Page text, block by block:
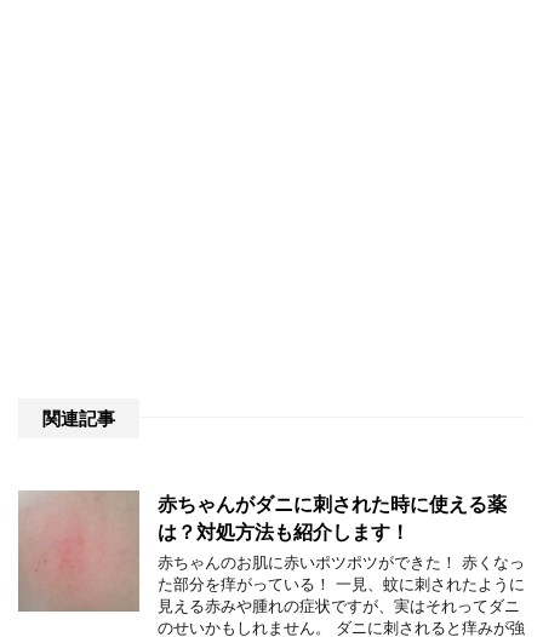
関連記事
赤ちゃんがダニに刺された時に使える薬
は？対処方法も紹介します！
赤ちゃんのお肌に赤いポツポツができた！ 赤くなっ
た部分を痒がっている！ 一見、蚊に刺されたように
見える赤みや腫れの症状ですが、実はそれってダニ
のせいかもしれません。 ダニに刺されると痒みが強